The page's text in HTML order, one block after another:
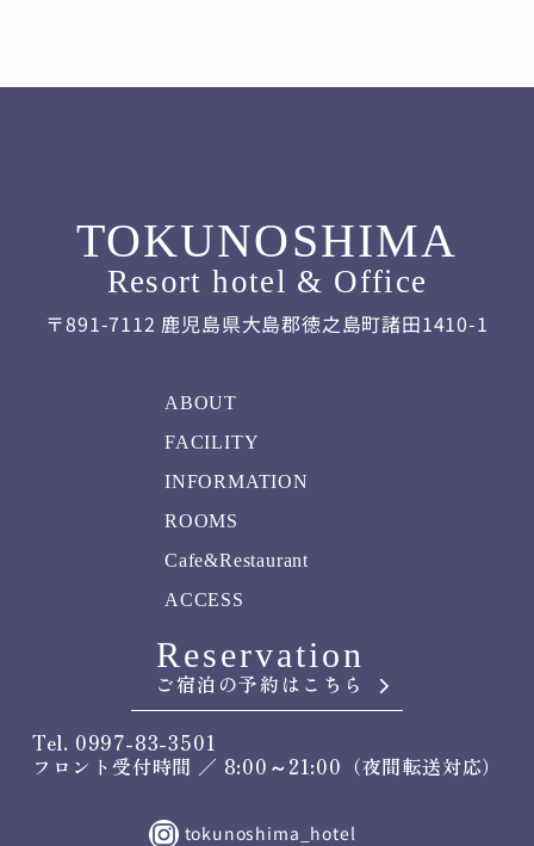
TOKUNOSHIMA
Resort hotel & Office
〒891-7112 鹿児島県大島郡徳之島町諸田1410-1
ABOUT
FACILITY
INFORMATION
ROOMS
Cafe&Restaurant
ACCESS
Reservation
ご宿泊の予約はこちら
Tel. 0997-83-3501
フロント受付時間 ／ 8:00～21:00（夜間転送対応）
tokunoshima_hotel